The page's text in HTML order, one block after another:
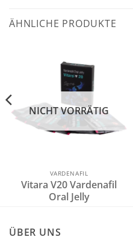
ÄHNLICHE PRODUKTE
NICHT VORRÄTIG
VARDENAFIL
Vitara V20 Vardenafil
Oral Jelly
ÜBER UNS